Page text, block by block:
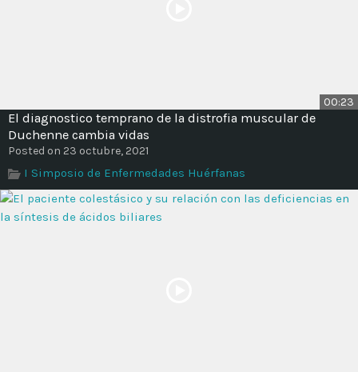
00:23
El diagnostico temprano de la distrofia muscular de
Duchenne cambia vidas
Posted on 23 octubre, 2021
I Simposio de Enfermedades Huérfanas